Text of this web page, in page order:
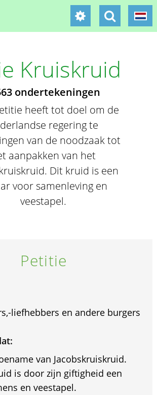
Kruiskruid
ondertekeningen
heeft tot doel om de
regering te
van de noodzaak tot
aanpakken van het
Dit kruid is een
voor samenleving en
veestapel.
Petitie
liefhebbers en andere burgers
van Jacobskruiskruid.
is door zijn giftigheid een
en veestapel.